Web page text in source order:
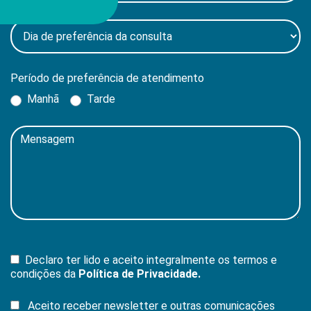
Período de preferência de atendimento
Manhã
Tarde
Declaro ter lido e aceito integralmente os termos e
condições da Política de Privacidade.
Aceito receber newsletter e outras comunicações